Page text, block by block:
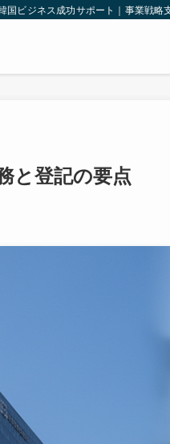
ビジネス成功サポート｜事業戦略
と登記の要点